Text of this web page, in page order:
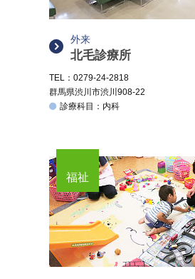
外来
北毛診療所
TEL：0279-24-2818
群馬県渋川市渋川908-22
診療科目：内科
福祉